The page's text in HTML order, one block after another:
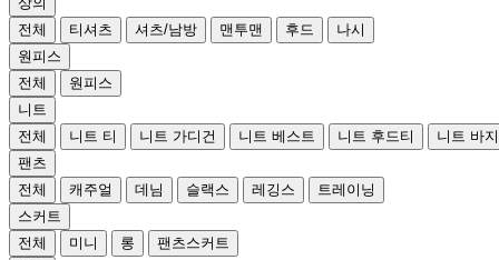
전체
티셔츠 셔츠/남방 맨투맨 후드
나시
원피스
전체
원피스
니트
전체
니트 티 니트 가디건 니트 베스트 니트 후드티
니트 바지
팬츠
전체
캐주얼 데님 슬랙스 레깅스
트레이닝
스커트
전체
미니 롱
팬츠스커트